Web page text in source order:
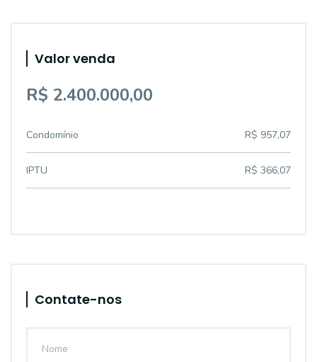
Valor venda
R$ 2.400.000,00
Condomínio R$ 957,07
IPTU R$ 366,07
Contate-nos